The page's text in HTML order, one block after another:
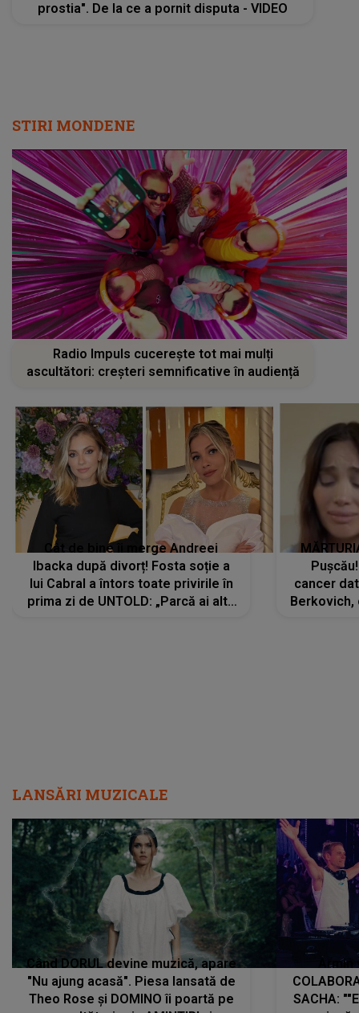
prostia". De la ce a pornit disputa - VIDEO
STIRI MONDENE
Radio Impuls cucerește tot mai mulți
ascultători: creșteri semnificative în audiență
Cât de bine îi merge Andreei
Ibacka după divorț! Fosta soție a
lui Cabral a întors toate privirile în
prima zi de UNTOLD: „Parcă ai altă
cancer
Berkovich,
LANSĂRI MUZICALE
Când DORUL devine muzică, apare
"Nu ajung acasă". Piesa lansată de
Theo Rose și DOMINO îi poartă pe
SACHA: